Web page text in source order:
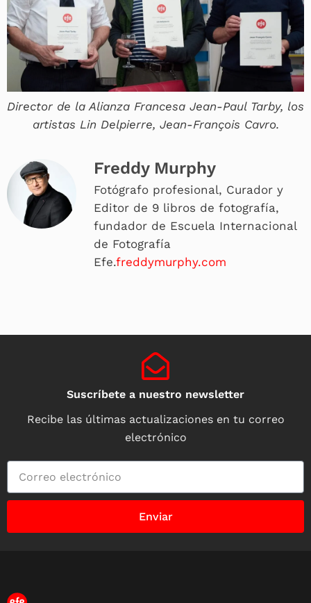
Director de la Alianza Francesa Jean-Paul Tarby, los
artistas Lin Delpierre, Jean-François Cavro.
Freddy Murphy
Fotógrafo profesional, Curador y
Editor de 9 libros de fotografía,
fundador de Escuela Internacional
de Fotografía
Efe.freddymurphy.com
Suscríbete a nuestro newsletter
Recibe las últimas actualizaciones en tu correo
electrónico
Enviar